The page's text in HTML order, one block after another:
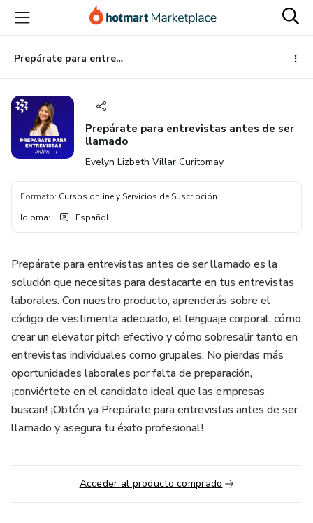
principal
página
de
página
Prepárate para entrevistas antes de ser llamado
Prepárate para entrevistas antes de ser
llamado
Evelyn Lizbeth Villar Curitomay
Formato: Cursos online y Servicios de Suscripción
Idioma: Español
Prepárate para entrevistas antes de ser llamado es la
solución que necesitas para destacarte en tus entrevistas
laborales. Con nuestro producto, aprenderás sobre el
código de vestimenta adecuado, el lenguaje corporal, cómo
crear un elevator pitch efectivo y cómo sobresalir tanto en
entrevistas individuales como grupales. No pierdas más
oportunidades laborales por falta de preparación,
¡conviértete en el candidato ideal que las empresas
buscan! ¡Obtén ya Prepárate para entrevistas antes de ser
llamado y asegura tu éxito profesional!
Acceder al producto comprado